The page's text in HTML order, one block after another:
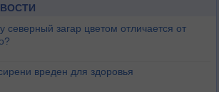
северный загар цветом отличается от
вреден для здоровья